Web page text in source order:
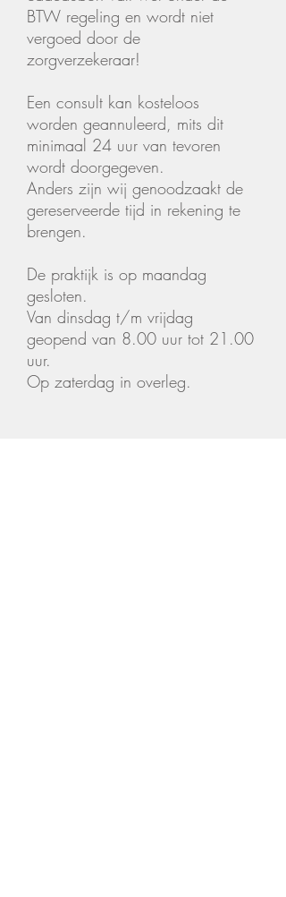
BTW regeling en wordt niet
vergoed door de
zorgverzekeraar!
Een consult kan kosteloos
worden geannuleerd, mits dit
minimaal 24 uur van tevoren
wordt doorgegeven.
Anders zijn wij genoodzaakt de
gereserveerde tijd in rekening te
brengen.
De praktijk is op maandag
gesloten.
Van dinsdag t/m vrijdag
geopend van 8.00 uur tot 21.00
uur.
Op zaterdag in overleg.